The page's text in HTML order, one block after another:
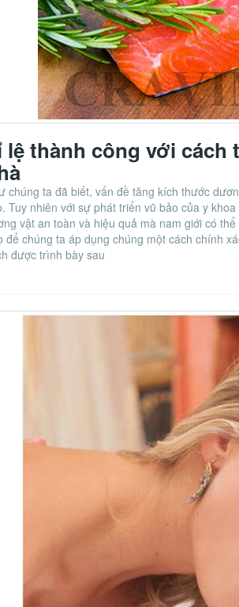
lệ thành công với
chúng ta đã biết, vấn đề tăng kích thước
Tuy nhiên với sự phát triển vũ bảo của y
vật an toàn và hiệu quả mà nam giới có
để chúng ta áp dụng chúng một cách chính
được trình bày sau